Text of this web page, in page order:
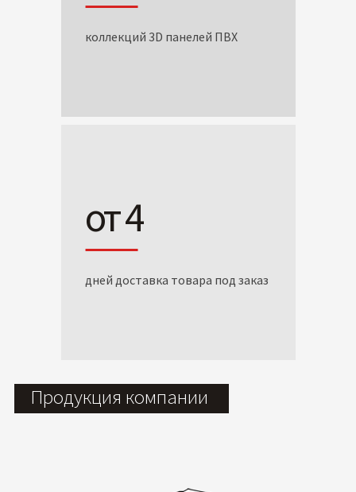
коллекций 3D панелей ПВХ
от 4
дней доставка товара под заказ
Продукция компании